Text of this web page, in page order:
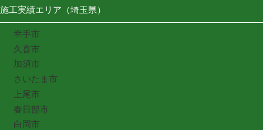
施工実績エリア（埼玉県）
幸手市
久喜市
加須市
さいたま市
上尾市
春日部市
白岡市